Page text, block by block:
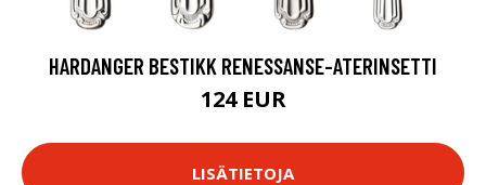
HARDANGER BESTIKK RENESSANSE-ATERINSETTI
124 EUR
LISÄTIETOJA